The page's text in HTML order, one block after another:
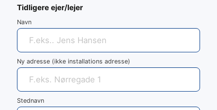
Tidligere ejer/lejer
Navn
Ny adresse (ikke installations adresse)
Stednavn